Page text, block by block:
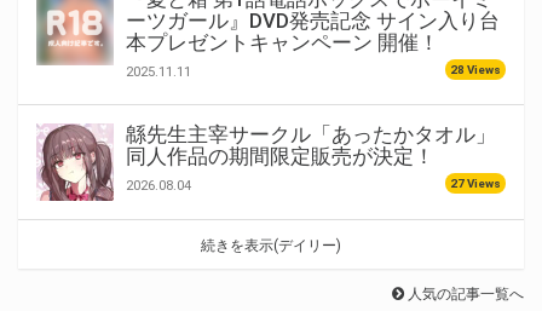
ーツガール』DVD発売記念 サイン入り台
本プレゼントキャンペーン 開催！
2025.11.11 28 Views
緜先生主宰サークル「あったかタオル」
同人作品の期間限定販売が決定！
2026.08.04 27 Views
続きを表示(デイリー)
人気の記事一覧へ